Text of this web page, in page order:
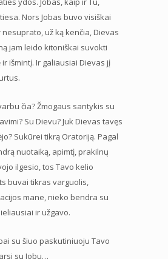
Nors Jobas buvo visiškai
už ką kenčia, Dievas
jam leido kitoniškai suvokti
išmintį. Ir galiausiai Dievas jį
čia? Žmogaus santykis su
Su Dievu? Juk Dievas tavęs
Sukūrei tikrą Oratoriją. Pagal
nuotaiką, apimtį, prakilnų
ilgesio, tos Tavo kelio
buvai tikras varguolis,
mane, nieko bendra su
ir užgavo.
su šiuo paskutiniuoju Tavo
su Jobu…